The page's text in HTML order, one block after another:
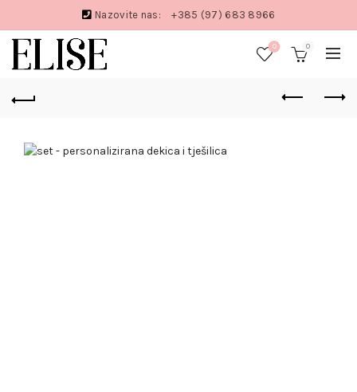
Nazovite nas: +385 (97) 683 8966
0 0